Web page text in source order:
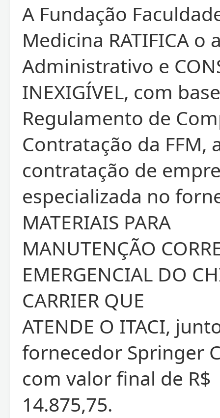
A Fundação
Medicina RATIFICA o
Administrativo e
INEXIGÍVEL, com
Regulamento de
Contratação da FFM,
contratação de
especializada no
MATERIAIS PARA
MANUTENÇÃO
EMERGENCIAL DO
CARRIER QUE
ATENDE O ITACI,
fornecedor Springer
com valor final de R$
14.875,75.